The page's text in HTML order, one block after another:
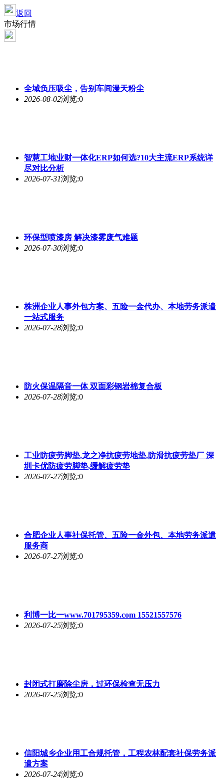
返回
市场行情
全域负压吸尘，告别车间漫天粉尘
2026-08-02浏览:0
智慧工地业财一体化ERP如何选?10大主流ERP系统详
尽对比分析
2026-07-31浏览:0
环保型喷漆房 解决漆雾废气难题
2026-07-30浏览:0
株洲企业人事外包方案、五险一金代办、本地劳务派遣
一站式服务
2026-07-28浏览:0
防火保温隔音一体 双面彩钢岩棉复合板
2026-07-28浏览:0
工业防疲劳脚垫,龙之净抗疲劳地垫,防滑抗疲劳垫厂 深
圳卡优防疲劳脚垫,缓解疲劳垫
2026-07-27浏览:0
合肥企业人事社保托管、五险一金外包、本地劳务派遣
服务商
2026-07-27浏览:0
利博一比一www.701795359.com 15521557576
2026-07-25浏览:0
封闭式打磨除尘房，过环保检查无压力
2026-07-25浏览:0
信阳城乡企业用工合规托管，工程农林配套社保劳务派
遣方案
2026-07-24浏览:0